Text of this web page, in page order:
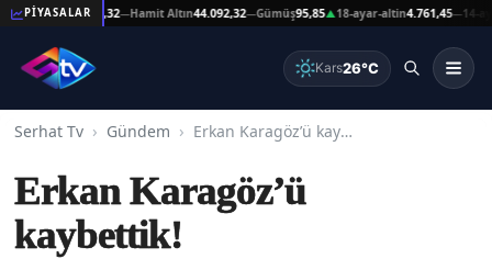
PİYASALAR
Altın44.092,32 Hamit Altın44.092,32—Gümüş95,85▲18-ayar-altin4.761,45—14-ayar-
Kars26°C
Serhat Tv Gündem Erkan Karagöz’ü kaybettik!
Erkan Karagöz’ü
kaybettik!